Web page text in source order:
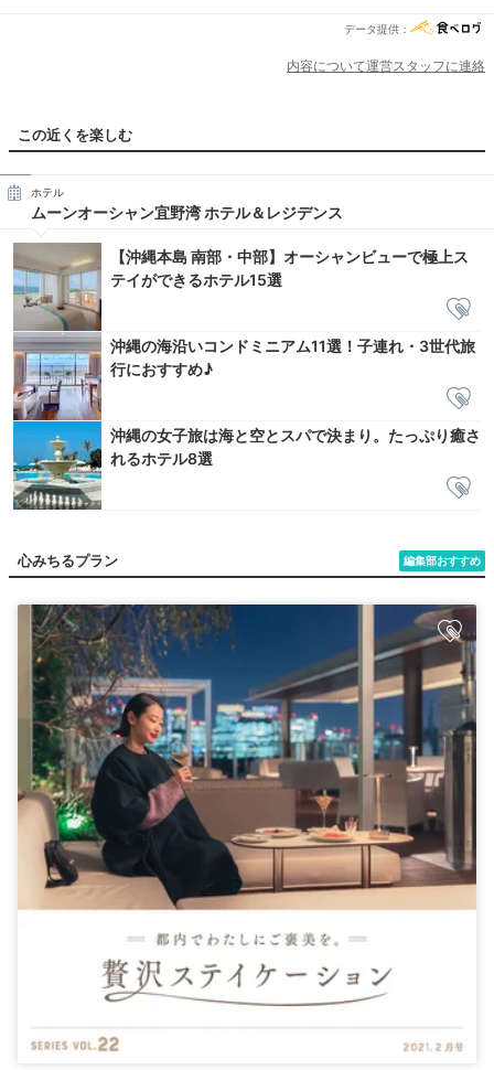
データ提供：
内容について運営スタッフに連絡
この近くを楽しむ
ホテル
ムーンオーシャン宜野湾 ホテル＆レジデンス
【沖縄本島 南部・中部】オーシャンビューで極上ス
テイができるホテル15選
沖縄の海沿いコンドミニアム11選！子連れ・3世代旅
行におすすめ♪
沖縄の女子旅は海と空とスパで決まり。たっぷり癒さ
れるホテル8選
編集部おすすめ
心みちるプラン